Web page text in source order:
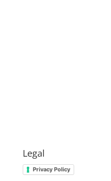
Legal
Privacy Policy